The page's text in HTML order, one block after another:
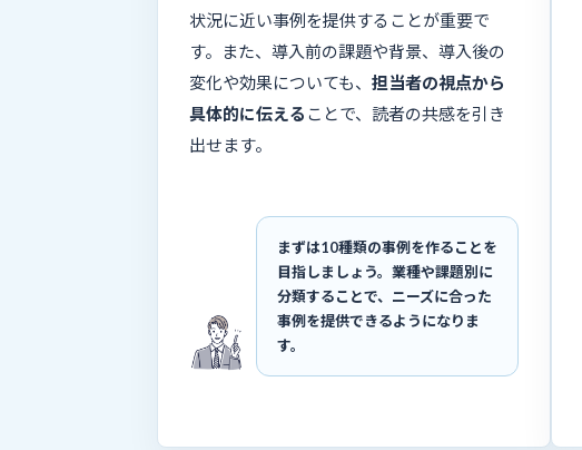
状況に近い事例を提供することが重要で
す。また、導入前の課題や背景、導入後の
変化や効果についても、 担当者の視点から
具体的に伝える ことで、読者の共感を引き
出せます。
まずは10種類の事例を作ることを
目指しましょう。業種や課題別に
分類することで、ニーズに合った
事例を提供できるようになりま
す。